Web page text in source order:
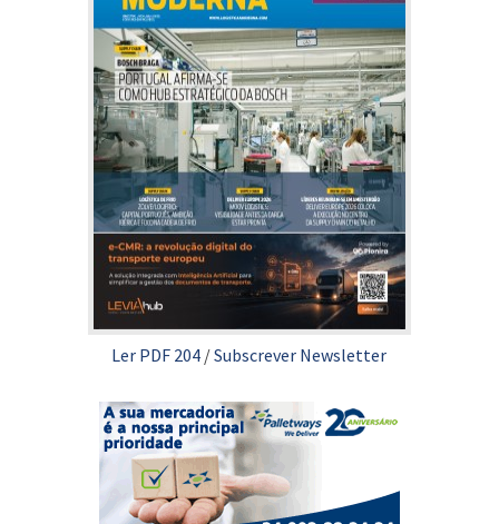
Ler PDF 204 /Subscrever Newsletter